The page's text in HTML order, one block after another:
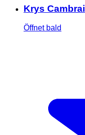
Krys Cambrai
Öffnet bald